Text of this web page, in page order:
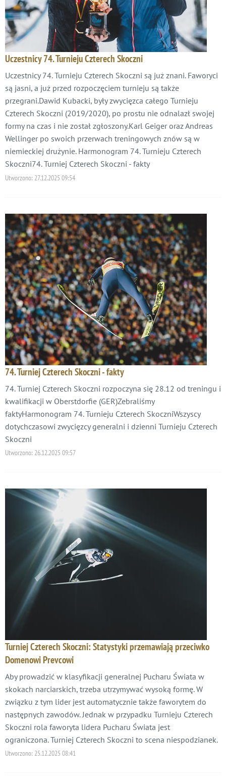
Uczestnicy 74. Turnieju Czterech Skoczni
Uczestnicy 74. Turnieju Czterech Skoczni są już znani. Faworyci
są jasni, a już przed rozpoczęciem turnieju są także
przegrani.Dawid Kubacki, były zwycięzca całego Turnieju
Czterech Skoczni (2019/2020), po prostu nie odnalazł swojej
formy na czas i nie został zgłoszony.Karl Geiger oraz Andreas
Wellinger po swoich przerwach treningowych znów są w
niemieckiej drużynie. Harmonogram 74. Turnieju Czterech
Skoczni74. Turniej Czterech Skoczni - fakty
Utworzono: 27.12.2025 09:54
74. Turniej Czterech Skoczni - fakty
74. Turniej Czterech Skoczni rozpoczyna się 28.12 od treningu i
kwalifikacji w Oberstdorfie (GER)Zebraliśmy
faktyHarmonogram 74. Turnieju Czterech SkoczniWszyscy
dotychczasowi zwycięzcy generalni i dzienni Turnieju Czterech
Skoczni
Utworzono: 26.12.2025 09:57
Turniej Czterech Skoczni: Statystyki przemawiają przeciwko
Domenowi Prevcowi
Aby prowadzić w klasyfikacji generalnej Pucharu Świata w
skokach narciarskich, trzeba utrzymywać wysoką formę. W
związku z tym lider jest automatycznie także faworytem do
następnych zawodów. Jednak w przypadku Turnieju Czterech
Skoczni rola faworyta lidera Pucharu Świata jest
ograniczona. Turniej Czterech Skoczni to scena niespodzianek.
Utworzono: 25.12.2025 08:41